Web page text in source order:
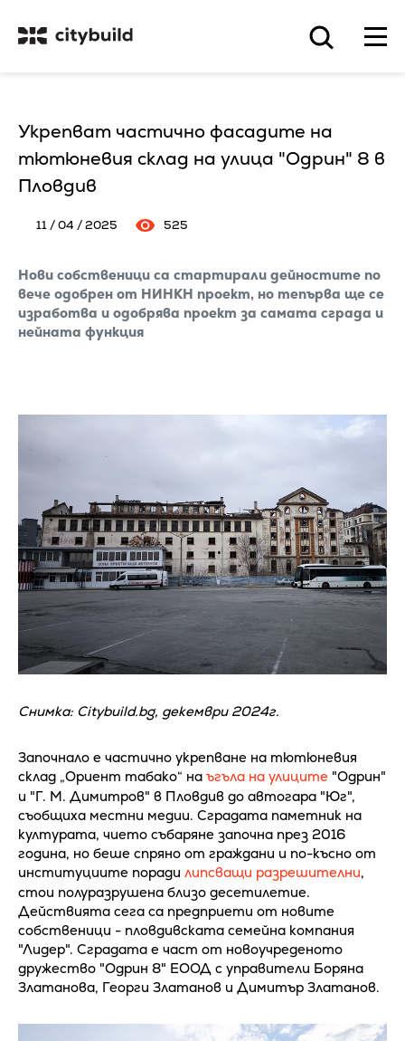
Укрепват частично фасадите на
тютюневия склад на улица "Одрин" 8 в
Пловдив
11 / 04 / 2025 525
Нови собственици са стартирали дейностите по
вече одобрен от НИНКН проект, но тепърва ще се
изработва и одобрява проект за самата сграда и
нейната функция
Снимка: Citybuild.bg, декември 2024г.
Започнало е частично укрепване на тютюневия
склад „Ориент табако“ на ъгъла на улиците "Одрин"
и "Г. М. Димитров" в Пловдив до автогара "Юг",
съобщиха местни медии. Сградата паметник на
културата, чието събаряне започна през 2016
година, но беше спряно от граждани и по-късно от
институциите поради липсващи разрешителни,
стои полуразрушена близо десетилетие.
Действията сега са предприети от новите
собственици - пловдивската семейна компания
"Лидер". Сградата е част от новоучреденото
дружество "Одрин 8" ЕООД с управители Боряна
Златанова, Георги Златанов и Димитър Златанов.